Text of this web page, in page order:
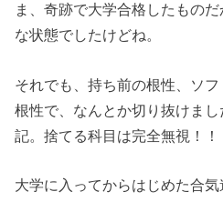
ま、奇跡で大学合格したもの
な状態でしたけどね。
それでも、持ち前の根性、ソ
根性で、なんとか切り抜けま
記。捨てる科目は完全無視！！
大学に入ってからはじめた合